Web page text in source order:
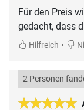
Für den Preis
gedacht, dass
Hilfreich •
2 Personen